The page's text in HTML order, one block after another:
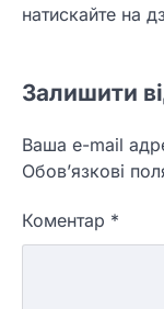
натискайте на
Залишити
Ваша e-mail
Обов’язкові
Коментар *